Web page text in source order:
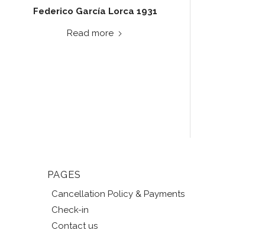
Federico García Lorca 1931
Read more
PAGES
Cancellation Policy & Payments
Check-in
Contact us